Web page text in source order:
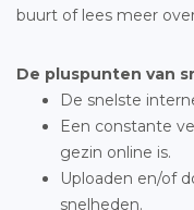
buurt of lees meer
De pluspunten van
De snelste
Een constante
gezin online is.
Uploaden en/of
snelheden.